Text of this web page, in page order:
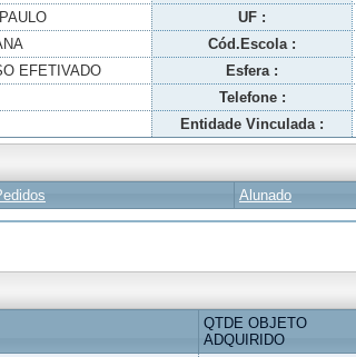
UF :
Cód.Escola :
EFETIVADO Esfera :
Telefone :
Entidade Vinculada :
Alunado
QTDE OBJETO
ADQUIRIDO